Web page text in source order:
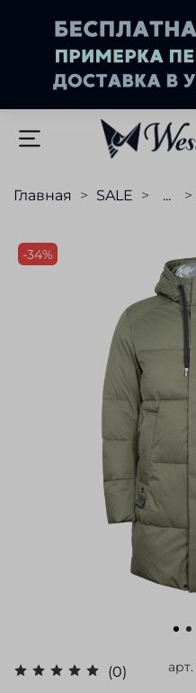
Главная SALE ...
-34%
(0) арт.